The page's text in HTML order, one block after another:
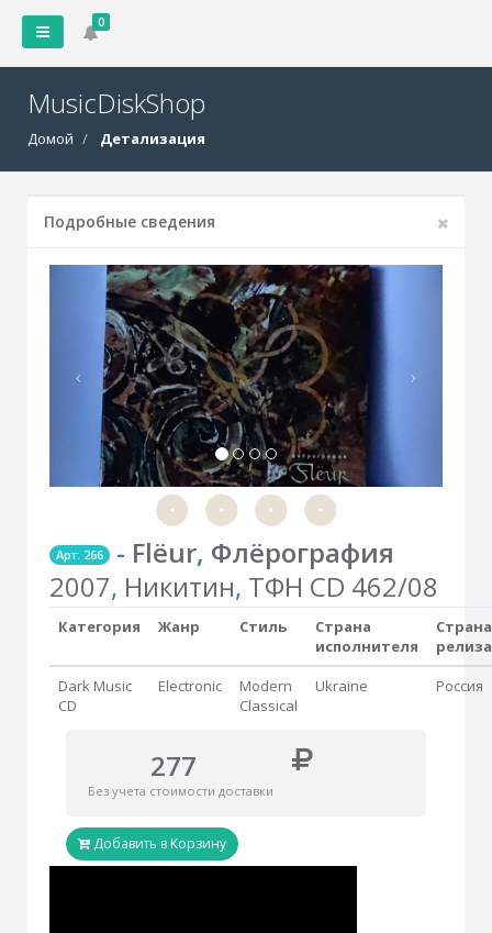
0
MusicDiskShop
Домой Детализация
Подробные сведения
Арт: 266 - Flёur, Флёрография
2007, Никитин, ТФН CD 462/08
Категория Жанр Стиль
Страна
исполнителя
Страна
релиза
Dark Music
CD
Electronic
Modern
Classical
Ukraine Россия
277
Без учета стоимости доставки
Добавить в Корзину